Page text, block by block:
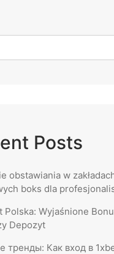
Posts
obstawiania w
boks dla
Polska: Wyjaśnione
Depozyt
тренды: Как вход в